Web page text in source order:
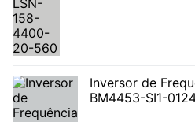
Inversor de
BM4453-SI1-